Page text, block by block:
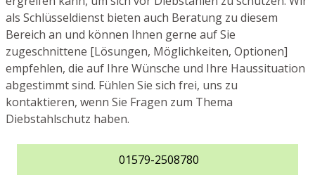
als Schlüsseldienst bieten auch Beratung zu diesem
Bereich an und können Ihnen gerne auf Sie
zugeschnittene [Lösungen, Möglichkeiten, Optionen]
empfehlen, die auf Ihre Wünsche und Ihre Haussituation
abgestimmt sind. Fühlen Sie sich frei, uns zu
kontaktieren, wenn Sie Fragen zum Thema
Diebstahlschutz haben.
01579-2508780